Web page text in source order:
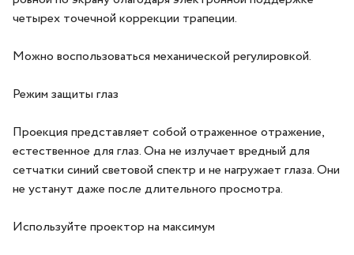
четырех точечной коррекции трапеции.
Можно воспользоваться механической регулировкой.
Режим защиты глаз
Проекция представляет собой отраженное отражение,
естественное для глаз. Она не излучает вредный для
сетчатки синий световой спектр и не нагружает глаза. Они
не устанут даже после длительного просмотра.
Используйте проектор на максимум